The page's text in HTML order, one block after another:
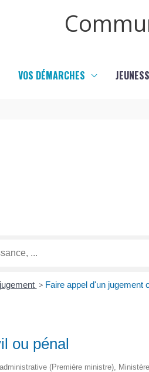
VOS DÉMARCHES
> Faire appel d'un jugement
ou pénal
(Première ministre),